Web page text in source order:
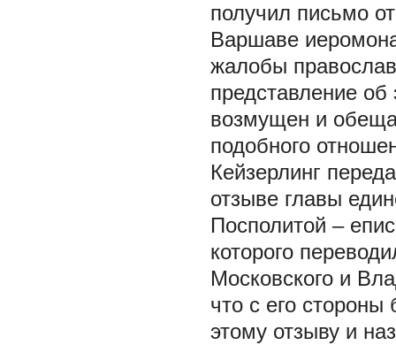
получил письмо
Варшаве
жалобы
представление
возмущен и
подобного
Кейзерлинг
отзыве главы
Посполитой –
которого
Московского и
что с его стороны
этому отзыву и